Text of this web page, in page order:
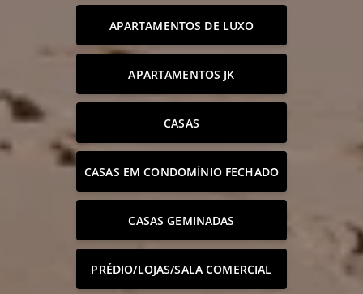
APARTAMENTOS DE LUXO
APARTAMENTOS JK
CASAS
CASAS EM CONDOMÍNIO FECHADO
CASAS GEMINADAS
PRÉDIO/LOJAS/SALA COMERCIAL